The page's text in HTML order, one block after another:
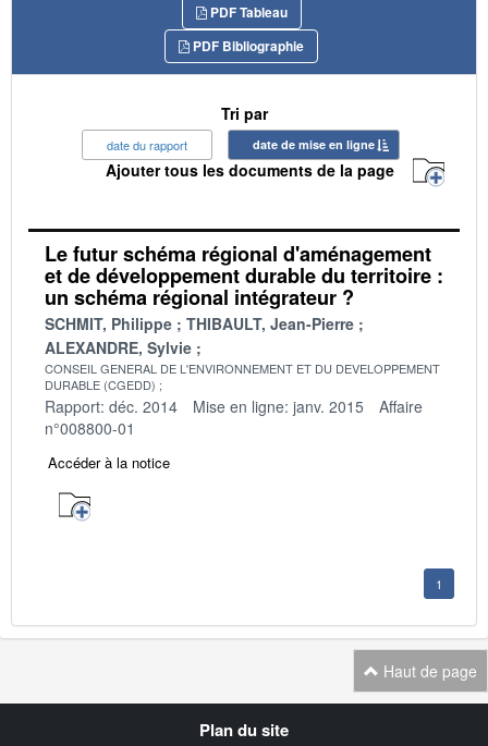
PDF Tableau
PDF Bibliographie
Tri par
date du rapport date de mise en ligne
Ajouter tous les documents de la page
Le futur schéma régional d'aménagement
et de développement durable du territoire :
un schéma régional intégrateur ?
SCHMIT, Philippe
THIBAULT, Jean-Pierre
ALEXANDRE, Sylvie
CONSEIL GENERAL DE L'ENVIRONNEMENT ET DU DEVELOPPEMENT
DURABLE (CGEDD)
Rapport: déc. 2014 Mise en ligne: janv. 2015
Affaire
n°008800-01
Accéder à la notice
1
Haut de page
Plan du site